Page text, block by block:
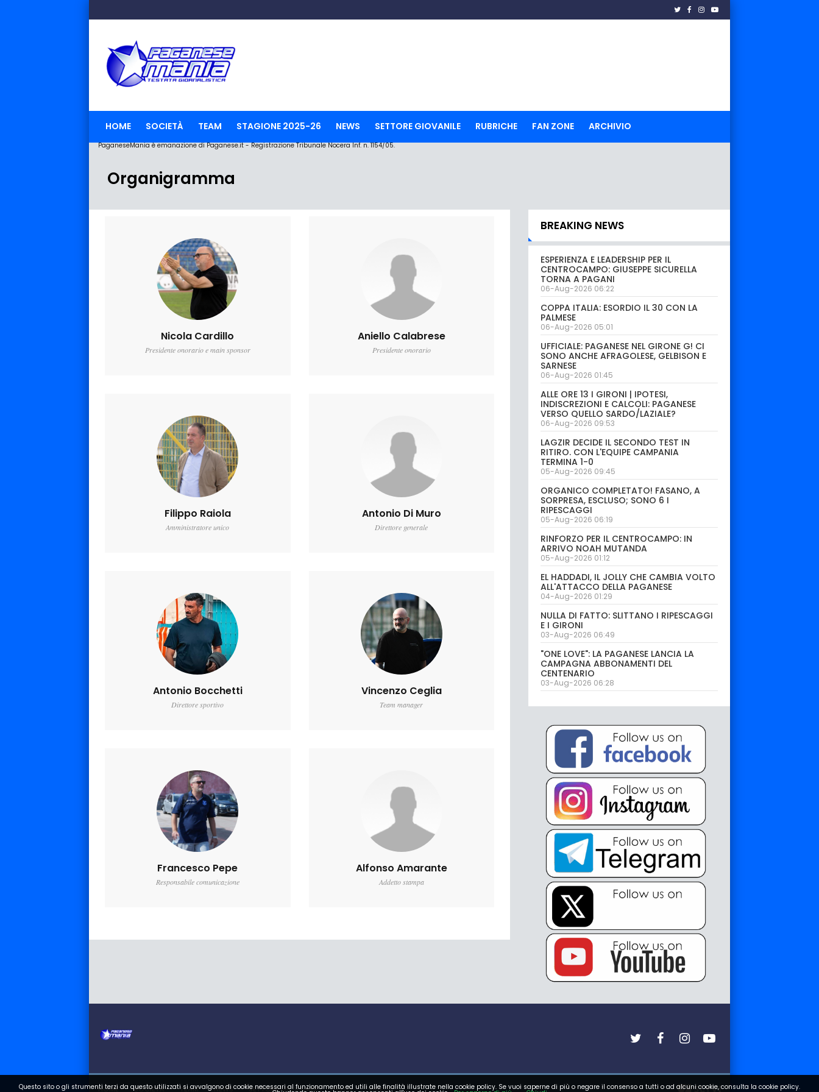
HOME SOCIETÀ TEAM STAGIONE 2025-26 NEWS SETTORE GIOVANILE RUBRICHE FAN ZONE ARCHIVIO
PaganeseMania è emanazione di Paganese.it - Registrazione Tribunale Nocera Inf. n. 1154/05.
Organigramma
Nicola Cardillo
Presidente onorario e main sponsor
Aniello Calabrese
Presidente onorario
Filippo Raiola
Amministratore unico
Antonio Di Muro
Direttore generale
Antonio Bocchetti
Direttore sportivo
Vincenzo Ceglia
Team manager
Francesco Pepe
Responsabile comunicazione
Alfonso Amarante
Addetto stampa
BREAKING NEWS
ESPERIENZA E LEADERSHIP PER IL
CENTROCAMPO: GIUSEPPE SICURELLA
TORNA A PAGANI
06-Aug-2026 06:22
COPPA ITALIA: ESORDIO IL 30 CON LA
PALMESE
06-Aug-2026 05:01
UFFICIALE: PAGANESE NEL GIRONE G! CI
SONO ANCHE AFRAGOLESE, GELBISON E
SARNESE
06-Aug-2026 01:45
ALLE ORE 13 I GIRONI | IPOTESI,
INDISCREZIONI E CALCOLI: PAGANESE
VERSO QUELLO SARDO/LAZIALE?
06-Aug-2026 09:53
LAGZIR DECIDE IL SECONDO TEST IN
RITIRO. CON L'EQUIPE CAMPANIA
TERMINA 1-0
05-Aug-2026 09:45
ORGANICO COMPLETATO! FASANO, A
SORPRESA, ESCLUSO; SONO 6 I
RIPESCAGGI
05-Aug-2026 06:19
RINFORZO PER IL CENTROCAMPO: IN
ARRIVO NOAH MUTANDA
05-Aug-2026 01:12
EL HADDADI, IL JOLLY CHE CAMBIA VOLTO
ALL'ATTACCO DELLA PAGANESE
04-Aug-2026 01:29
NULLA DI FATTO: SLITTANO I RIPESCAGGI
E I GIRONI
03-Aug-2026 06:49
"ONE LOVE": LA PAGANESE LANCIA LA
CAMPAGNA ABBONAMENTI DEL
CENTENARIO
03-Aug-2026 06:28
HOME SOCIETA TEAM NEWS SETTORE GIOVANILE FOTO VIDEO
Questo sito o gli strumenti terzi da questo utilizzati si avvalgono di cookie necessari al funzionamento ed utili alle finalità illustrate nella cookie policy. Se vuoi saperne di più o negare il consenso a tutti o ad alcuni cookie, consulta la cookie policy.